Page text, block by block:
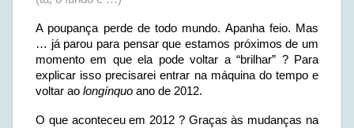
A poupança perde de todo mundo. Apanha feio. Mas
… já parou para pensar que estamos próximos de um
momento em que ela pode voltar a “brilhar” ? Para
explicar isso precisarei entrar na máquina do tempo e
voltar ao longínquo ano de 2012.
O que aconteceu em 2012 ? Graças às mudanças na